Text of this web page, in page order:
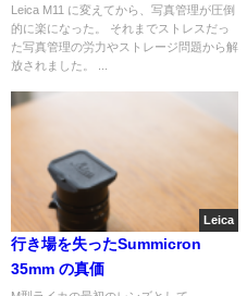
Leica M11 に変えてから、写真管理が圧倒
的に楽になった。 それまでストレスだっ
た写真管理の労力やストレージ問題から解
放されました。 ...
Leica
行き場を失ったSummicron
35mm の真価